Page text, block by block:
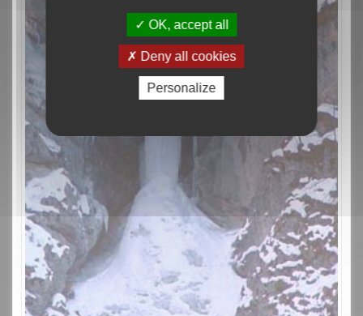
OK, accept all
Deny all cookies
Personalize